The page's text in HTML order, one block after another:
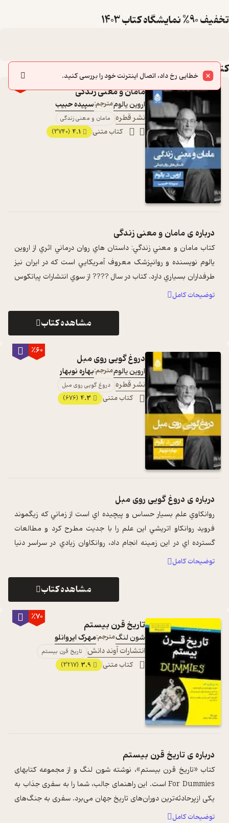
تخفیف 90% نمایشگاه کتاب 1403
کتاب‌های این لیست
مامان و معنی زندگی
اروین یالوممترجم:سپیده حبیب
نشر قطره
مامان و معنی زندگی
کتاب متنی 4.1
(3740)
درباره یمامان و معنی زندگی
کتاب مامان و معني زندگي: داستان هاي روان درماني اثري از اروين
يالوم نويسنده و روانپزشک معروف آمريکايي است که در ايران نيز
طرفداران بسياري دارد. کتاب در سال ???? از سوي انتشارات پياتکوس
(Piatkus) در ...
... توضیحات کامل
مشاهده کتاب
٪60
دروغ گویی روی مبل
اروین یالوممترجم:بهاره نوبهار
نشر قطره
دروغ گویی روی مبل
کتاب متنی 4.3
(676)
درباره ی دروغ گویی روی مبل
روانکاوي علم بسيار حساس و پيچيده اي است از زماني که زيگموند
فرويد روانکاو اتريشي اين علم را با جديت مطرح کرد و مطالعات
گسترده اي در اين زمينه انجام داد، روانکاوان زيادي در سراسر دنيا
تلاش کرده اند به ...
توضیحات کامل
مشاهده کتاب
٪70
تاریخ قرن بیستم
شون لنگمترجم:مهرک ایروانلو
انتشارات آوند دانش
تاریخ قرن بیستم
کتاب متنی 3.9
(3217)
درباره یتاریخ قرن بیستم
کتاب «تاریخ قرن بیستم»‌، نوشته شون لنگ و از مجموعه کتابهای
For Dummies است. این راهنمای جالب، شما را به سفری جذاب به
یکی ازپرحادثه‌ترین دوران‌های تاریخ جهان می‌برد. سفری به جنگ‌های
جهانی، نظم نوین جه ...
توضیحات کامل
خطایی رخ داد، اتصال اینترنت خود را بررسی کنید.